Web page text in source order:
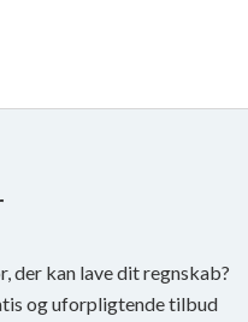
der kan lave dit regnskab?
og uforpligtende tilbud